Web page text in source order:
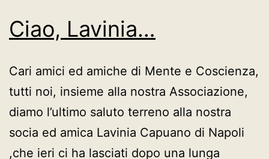
Ciao, Lavinia…
Cari amici ed amiche di Mente e Coscienza,
tutti noi, insieme alla nostra Associazione,
diamo l’ultimo saluto terreno alla nostra
socia ed amica Lavinia Capuano di Napoli
,che ieri ci ha lasciati dopo una lunga